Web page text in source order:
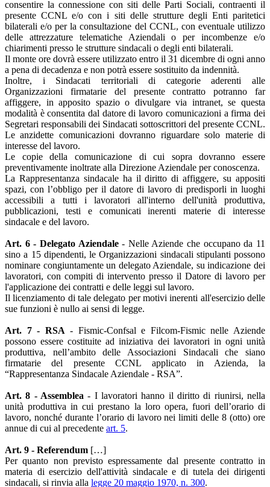
consentire la connessione con siti delle Parti Sociali, contraenti il
presente CCNL e/o con i siti delle strutture degli Enti paritetici
bilaterali e/o per la consultazione del CCNL, con eventuale utilizzo
delle attrezzature telematiche Aziendali o per incombenze e/o
chiarimenti presso le strutture sindacali o degli enti bilaterali.
Il monte ore dovrà essere utilizzato entro il 31 dicembre di ogni anno
a pena di decadenza e non potrà essere sostituito da indennità.
Inoltre, i Sindacati territoriali di categorie aderenti alle
Organizzazioni firmatarie del presente contratto potranno far
affiggere, in apposito spazio o divulgare via intranet, se questa
modalità è consentita dal datore di lavoro comunicazioni a firma dei
Segretari responsabili dei Sindacati sottoscrittori del presente CCNL.
Le anzidette comunicazioni dovranno riguardare solo materie di
interesse del lavoro.
Le copie della comunicazione di cui sopra dovranno essere
preventivamente inoltrate alla Direzione Aziendale per conoscenza.
La Rappresentanza sindacale ha il diritto di affiggere, su appositi
spazi, con l’obbligo per il datore di lavoro di predisporli in luoghi
accessibili a tutti i lavoratori all'interno dell'unità produttiva,
pubblicazioni, testi e comunicati inerenti materie di interesse
sindacale e del lavoro.
Art. 6 - Delegato Aziendale- Nelle Aziende che occupano da 11
sino a 15 dipendenti, le Organizzazioni sindacali stipulanti possono
nominare congiuntamente un delegato Aziendale, su indicazione dei
lavoratori, con compiti di intervento presso il Datore di lavoro per
l'applicazione dei contratti e delle leggi sul lavoro.
Il licenziamento di tale delegato per motivi inerenti all'esercizio delle
sue funzioni è nullo ai sensi di legge.
Art. 7 - RSA - Fismic-Confsal e Filcom-Fismic nelle Aziende
possono essere costituite ad iniziativa dei lavoratori in ogni unità
produttiva, nell’ambito delle Associazioni Sindacali che siano
firmatarie del presente CCNL applicato in Azienda, la
“Rappresentanza Sindacale Aziendale - RSA”.
Art. 8 - Assemblea - I lavoratori hanno il diritto di riunirsi, nella
unità produttiva in cui prestano la loro opera, fuori dell’orario di
lavoro, nonché durante l’orario di lavoro nei limiti delle 8 (otto) ore
annue di cui al precedente art. 5.
Art. 9 - Referendum […]
Per quanto non previsto espressamente dal presente contratto in
materia di esercizio dell'attività sindacale e di tutela dei dirigenti
sindacali, si rinvia alla legge 20 maggio 1970, n. 300.